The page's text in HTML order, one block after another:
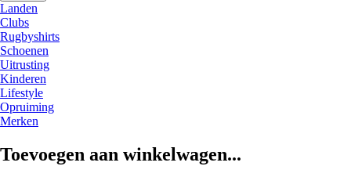
Landen
Clubs
Rugbyshirts
Schoenen
Uitrusting
Kinderen
Lifestyle
Opruiming
Merken
Toevoegen aan winkelwagen...